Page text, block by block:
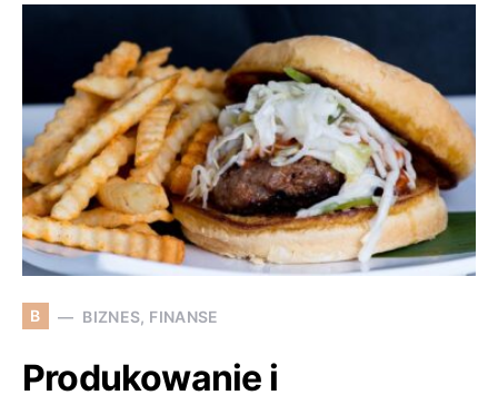
B BIZNES, FINANSE
Produkowanie i